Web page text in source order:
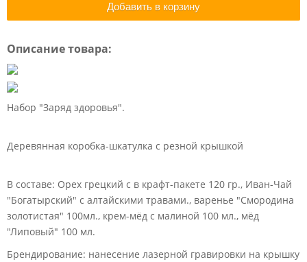
Добавить в корзину
Описание товара:
Набор "Заряд здоровья".
Деревянная коробка-шкатулка с резной крышкой
В составе: Орех грецкий с в крафт-пакете 120 гр., Иван-Чай
"Богатырский" с алтайскими травами., варенье "Смородина
золотистая" 100мл., крем-мёд с малиной 100 мл., мёд
"Липовый" 100 мл.
Брендирование: нанесение лазерной гравировки на крышку